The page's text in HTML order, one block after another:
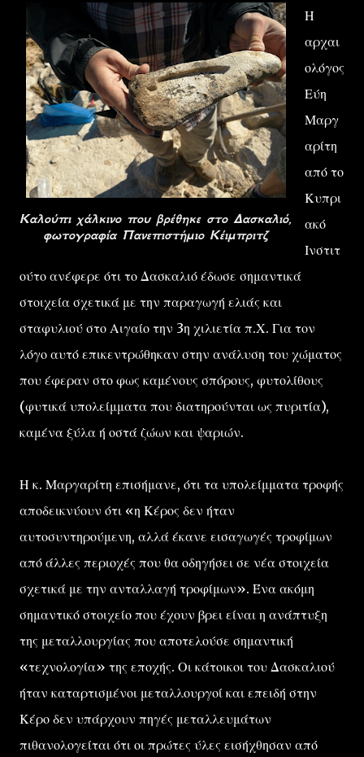
Καλούπι χάλκινο που βρέθηκε στο Δασκαλιό,
φωτογραφία Πανεπιστήμιο Κέιμπριτζ
Η
αρχαι
ολόγος
Εύη
Μαργ
αρίτη
από το
Κυπρι
ακό
Ινστιτ
ούτο ανέφερε ότι το Δασκαλιό έδωσε σημαντικά
στοιχεία σχετικά με την παραγωγή ελιάς και
σταφυλιού στο Αιγαίο την 3η χιλιετία π.Χ. Για τον
λόγο αυτό επικεντρώθηκαν στην ανάλυση του χώματος
που έφεραν στο φως καμένους σπόρους, φυτολίθους
(φυτικά υπολείμματα που διατηρούνται ως πυριτία),
καμένα ξύλα ή οστά ζώων και ψαριών.
Η κ. Μαργαρίτη επισήμανε, ότι τα υπολείμματα τροφής
αποδεικνύουν ότι «η Κέρος δεν ήταν
αυτοσυντηρούμενη, αλλά έκανε εισαγωγές τροφίμων
από άλλες περιοχές που θα οδηγήσει σε νέα στοιχεία
σχετικά με την ανταλλαγή τροφίμων». Ένα ακόμη
σημαντικό στοιχείο που έχουν βρει είναι η ανάπτυξη
της μεταλλουργίας που αποτελούσε σημαντική
«τεχνολογία» της εποχής. Οι κάτοικοι του Δασκαλιού
ήταν καταρτισμένοι μεταλλουργοί και επειδή στην
Κέρο δεν υπάρχουν πηγές μεταλλευμάτων
πιθανολογείται ότι οι πρώτες ύλες εισήχθησαν από